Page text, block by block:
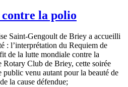
la polio
Saint-Gengoult de Briey a accueilli
: l’interprétation du Requiem de
de la lutte mondiale contre la
Club de Briey, cette soirée
public venu autant pour la beauté de
la cause défendue;